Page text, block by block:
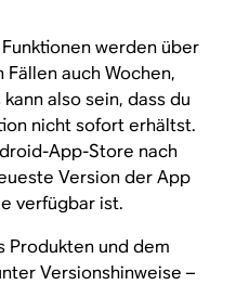
werden über
auch Wochen,
also sein, dass du
nicht sofort erhältst.
App-Store nach
Version der App
verfügbar ist.
Produkten und dem
Versionshinweise –